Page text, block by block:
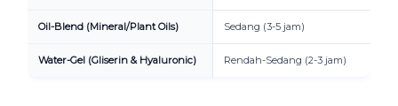
Oil-Blend (Mineral/Plant Oils) Sedang (3-5 jam)
Water-Gel (Gliserin & Hyaluronic) Rendah-Sedang (2-3 jam)